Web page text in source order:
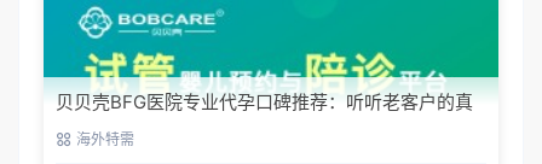
贝贝壳BFG医院专业代孕口碑推荐：听听老客户的真
实评价
海外特需